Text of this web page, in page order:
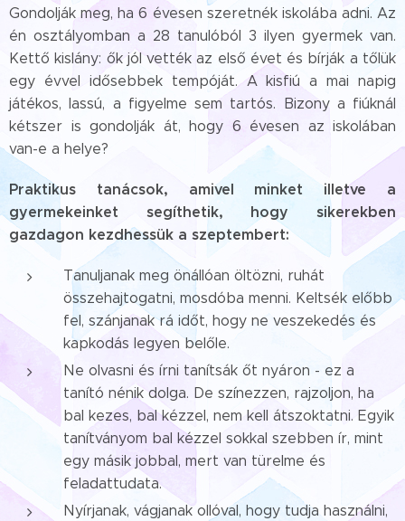
Gondolják meg, ha 6 évesen szeretnék iskolába adni. Az
én osztályomban a 28 tanulóból 3 ilyen gyermek van.
Kettő kislány: ők jól vették az első évet és bírják a tőlük
egy évvel idősebbek tempóját. A kisfiú a mai napig
játékos, lassú, a figyelme sem tartós. Bizony a fiúknál
kétszer is gondolják át, hogy 6 évesen az iskolában
van-e a helye?
Praktikus tanácsok, amivel minket illetve a
gyermekeinket segíthetik, hogy sikerekben
gazdagon kezdhessük a szeptembert:
Tanuljanak meg önállóan öltözni, ruhát
összehajtogatni, mosdóba menni. Keltsék előbb
fel, szánjanak rá időt, hogy ne veszekedés és
kapkodás legyen belőle.
Ne olvasni és írni tanítsák őt nyáron - ez a
tanító nénik dolga. De színezzen, rajzoljon, ha
bal kezes, bal kézzel, nem kell átszoktatni. Egyik
tanítványom bal kézzel sokkal szebben ír, mint
egy másik jobbal, mert van türelme és
feladattudata.
Nyírjanak, vágjanak ollóval, hogy tudja használni,